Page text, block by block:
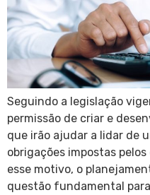
Seguindo a legislação
permissão de criar e
que irão ajudar a lidar de
obrigações impostas
esse motivo, o
questão fundamental